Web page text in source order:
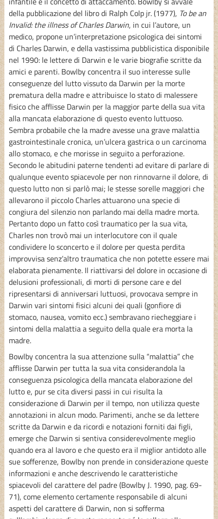
della pubblicazione del libro di Ralph Colp jr. (1977), To be an
Invalid: the illness of Charles Darwin, in cui l’autore, un
medico, propone un’interpretazione psicologica dei sintomi
di Charles Darwin, e della vastissima pubblicistica disponibile
nel 1990: le lettere di Darwin e le varie biografie scritte da
amici e parenti. Bowlby concentra il suo interesse sulle
conseguenze del lutto vissuto da Darwin per la morte
prematura della madre e attribuisce lo stato di malessere
fisico che afflisse Darwin per la maggior parte della sua vita
alla mancata elaborazione di questo evento luttuoso.
Sembra probabile che la madre avesse una grave malattia
gastrointestinale cronica, un’ulcera gastrica o un carcinoma
allo stomaco, e che morisse in seguito a perforazione.
Secondo le abitudini paterne tendenti ad evitare di parlare di
qualunque evento spiacevole per non rinnovarne il dolore, di
questo lutto non si parlò mai; le stesse sorelle maggiori che
allevarono il piccolo Charles attuarono una specie di
congiura del silenzio non parlando mai della madre morta.
Pertanto dopo un fatto così traumatico per la sua vita,
Charles non trovò mai un interlocutore con il quale
condividere lo sconcerto e il dolore per questa perdita
improvvisa senz’altro traumatica che non potette essere mai
elaborata pienamente. Il riattivarsi del dolore in occasione di
delusioni professionali, di morti di persone care e del
ripresentarsi di anniversari luttuosi, provocava sempre in
Darwin vari sintomi fisici alcuni dei quali (gonfiore di
stomaco, nausea, vomito ecc.) sembravano riecheggiare i
sintomi della malattia a seguito della quale era morta la
madre.
Bowlby concentra la sua attenzione sulla “malattia” che
afflisse Darwin per tutta la sua vita considerandola la
conseguenza psicologica della mancata elaborazione del
lutto e, pur se cita diversi passi in cui risulta la
considerazione di Darwin per il tempo, non utilizza queste
annotazioni in alcun modo. Parimenti, anche se da lettere
scritte da Darwin e da ricordi e notazioni forniti dai figli,
emerge che Darwin si sentiva considerevolmente meglio
quando era al lavoro e che questo era il miglior antidoto alle
sue sofferenze, Bowlby non prende in considerazione queste
informazioni e anche descrivendo le caratteristiche
spiacevoli del carattere del padre (Bowlby J. 1990, pag. 69-
71), come elemento certamente responsabile di alcuni
aspetti del carattere di Darwin, non si sofferma